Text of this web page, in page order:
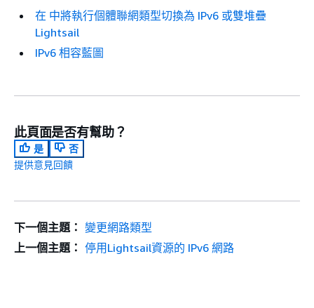
在 中將執行個體聯網類型切換為 IPv6 或雙堆疊
Lightsail
IPv6 相容藍圖
此頁面是否有幫助？
是
否
提供意見回饋
下一個主題： 變更網路類型
上一個主題： 停用Lightsail資源的 IPv6 網路